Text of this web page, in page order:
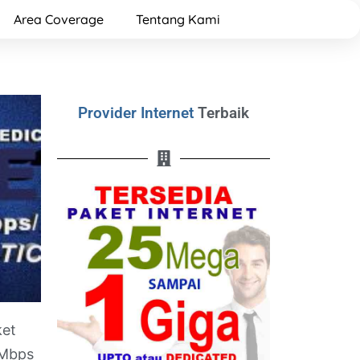
Area Coverage Tentang Kami
Provider Internet Terbaik